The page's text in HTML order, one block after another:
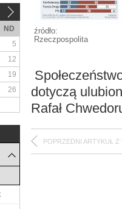
źródło:
Rzeczpospolita
dotyczą
Rafał
POPRZEDNI ARTYKUŁ Z
ND
5
12
19
26